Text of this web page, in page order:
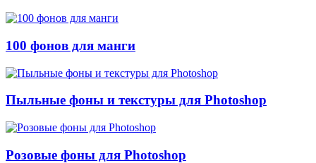
100 фонов для манги
Пыльные фоны и текстуры для Photoshop
Розовые фоны для Photoshop